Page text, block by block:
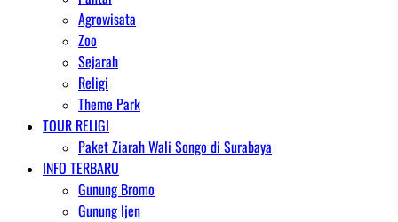
Agrowisata
Zoo
Sejarah
Religi
Theme Park
TOUR RELIGI
Paket Ziarah Wali Songo di Surabaya
INFO TERBARU
Gunung Bromo
Gunung Ijen